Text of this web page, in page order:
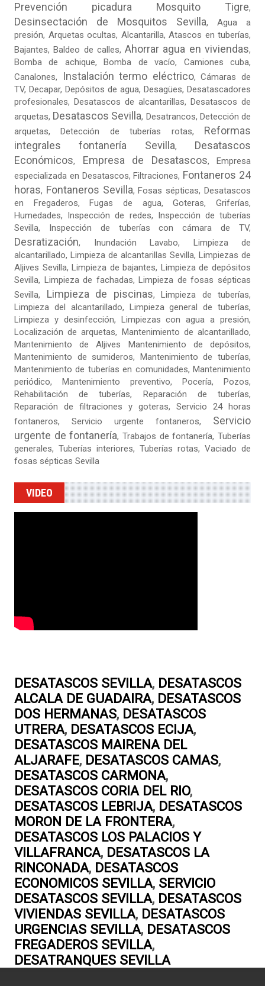
Prevención picadura Mosquito Tigre,
Desinsectación de Mosquitos Sevilla, Agua a
presión, Arquetas ocultas, Alcantarilla, Atascos en tuberías,
Bajantes,Baldeo de calles,Ahorrar agua en viviendas,
Bomba de achique, Bomba de vacío, Camiones cuba,
Canalones,
Instalación termo eléctrico, Cámaras de
TV, Decapar, Depósitos de agua, Desagües, Desatascadores
profesionales, Desatascos de alcantarillas, Desatascos de
arquetas, Desatascos Sevilla, Desatrancos, Detección de
arquetas, Detección de tuberías rotas, Reformas
integrales fontanería Sevilla, Desatascos
Económicos, Empresa de Desatascos, Empresa
especializada en Desatascos,Filtraciones, Fontaneros 24
horas, Fontaneros Sevilla,Fosas sépticas,Desatascos
en Fregaderos,Fugas de agua,Goteras, Griferías,
Humedades, Inspección de redes, Inspección de tuberías
Sevilla, Inspección de tuberías con cámara de TV,
Desratización, Inundación Lavabo, Limpieza de
alcantarillado, Limpieza de alcantarillas Sevilla, Limpiezas de
Aljives Sevilla, Limpieza de bajantes, Limpieza de depósitos
Sevilla, Limpieza de fachadas,Limpieza de fosas sépticas
Sevilla, Limpieza de piscinas, Limpieza de tuberías,
Limpieza del alcantarillado, Limpieza general de tuberías,
Limpieza y desinfección, Limpiezas con agua a presión,
Localización de arquetas, Mantenimiento de alcantarillado,
Mantenimiento de Aljives Mantenimiento de depósitos,
Mantenimiento de sumideros, Mantenimiento de tuberías,
Mantenimiento de tuberías en comunidades, Mantenimiento
periódico, Mantenimiento preventivo, Pocería, Pozos,
Rehabilitación de tuberías, Reparación de tuberías,
Reparación de filtraciones y goteras, Servicio 24 horas
fontaneros, Servicio urgente fontaneros, Servicio
urgente de fontanería, Trabajos de fontanería, Tuberías
generales, Tuberías interiores, Tuberías rotas, Vaciado de
fosas sépticas Sevilla
VIDEO
DESATASCOS SEVILLA, DESATASCOS
ALCALA DE GUADAIRA, DESATASCOS
DOS HERMANAS, DESATASCOS
UTRERA, DESATASCOS ECIJA,
DESATASCOS MAIRENA DEL
ALJARAFE, DESATASCOS CAMAS,
DESATASCOS CARMONA,
DESATASCOS CORIA DEL RIO,
DESATASCOS LEBRIJA, DESATASCOS
MORON DE LA FRONTERA,
DESATASCOS LOS PALACIOS Y
VILLAFRANCA, DESATASCOS LA
RINCONADA, DESATASCOS
ECONOMICOS SEVILLA, SERVICIO
DESATASCOS SEVILLA, DESATASCOS
VIVIENDAS SEVILLA, DESATASCOS
URGENCIAS SEVILLA, DESATASCOS
FREGADEROS SEVILLA,
DESATRANQUES SEVILLA